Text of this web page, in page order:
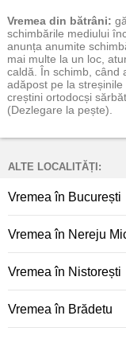
Vremea din bătrâni:
schimbările mediului
anunța anumite
mai multe la un loc,
caldă. În schimb, când
adăpost pe la
creștini ortodocși
(Dezlegare la pește).
ALTE LOCALITĂȚI:
Vremea în București
Vremea în Nereju
Vremea în Nistorești
Vremea în Brădetu